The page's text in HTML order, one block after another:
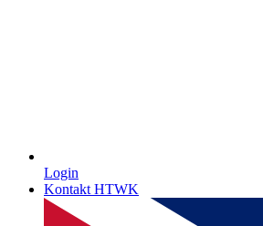
Login
Kontakt HTWK